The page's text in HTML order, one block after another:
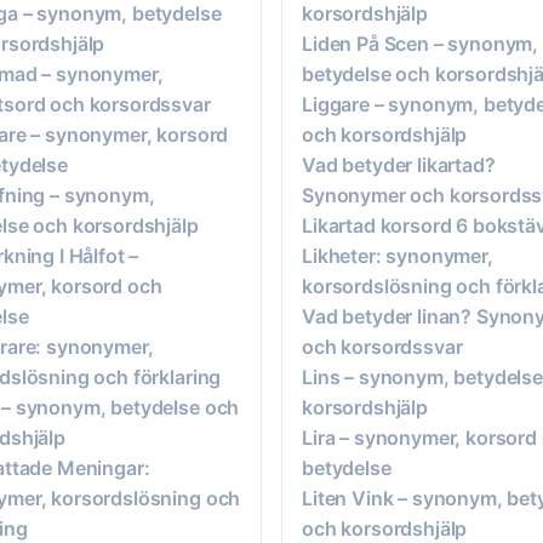
– synonym, betydelse
– synonymer,
och korsordssvar
– synonymer, korsord
– synonym,
och korsordshjälp
I Hålfot –
korsord och
synonymer,
och förklaring
synonym, betydelse och
Meningar:
korsordslösning och
korsordshjälp
Liden På Scen – synonym,
betydelse och
Liggare – synonym,
och korsordshjälp
Vad betyder likartad?
Synonymer och
Likartad korsord 6
Likheter: synonymer,
korsordslösning och
Vad betyder linan?
och korsordssvar
Lins – synonym,
korsordshjälp
Lira – synonymer, korsord
betydelse
Liten Vink – synonym,
och korsordshjälp